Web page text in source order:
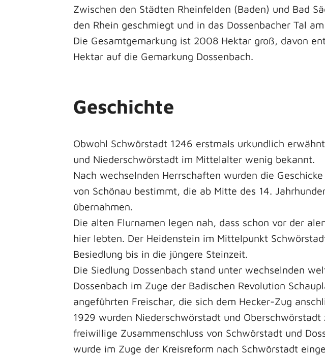
Zwischen den Städten Rheinfelden (Baden) und Bad
den Rhein geschmiegt und in das Dossenbacher Tal
Die Gesamtgemarkung ist 2008 Hektar groß, davon
Hektar auf die Gemarkung Dossenbach.
Geschichte
Obwohl Schwörstadt 1246 erstmals urkundlich
und Niederschwörstadt im Mittelalter wenig bekannt.
Nach wechselnden Herrschaften wurden die
von Schönau bestimmt, die ab Mitte des 14.
übernahmen.
Die alten Flurnamen legen nah, dass schon vor der
hier lebten. Der Heidenstein im Mittelpunkt
Besiedlung bis in die jüngere Steinzeit.
Die Siedlung Dossenbach stand unter wechselnden
Dossenbach im Zuge der Badischen Revolution
angeführten Freischar, die sich dem Hecker-Zug
1929 wurden Niederschwörstadt und
freiwillige Zusammenschluss von Schwörstadt und
wurde im Zuge der Kreisreform nach Schwörstadt